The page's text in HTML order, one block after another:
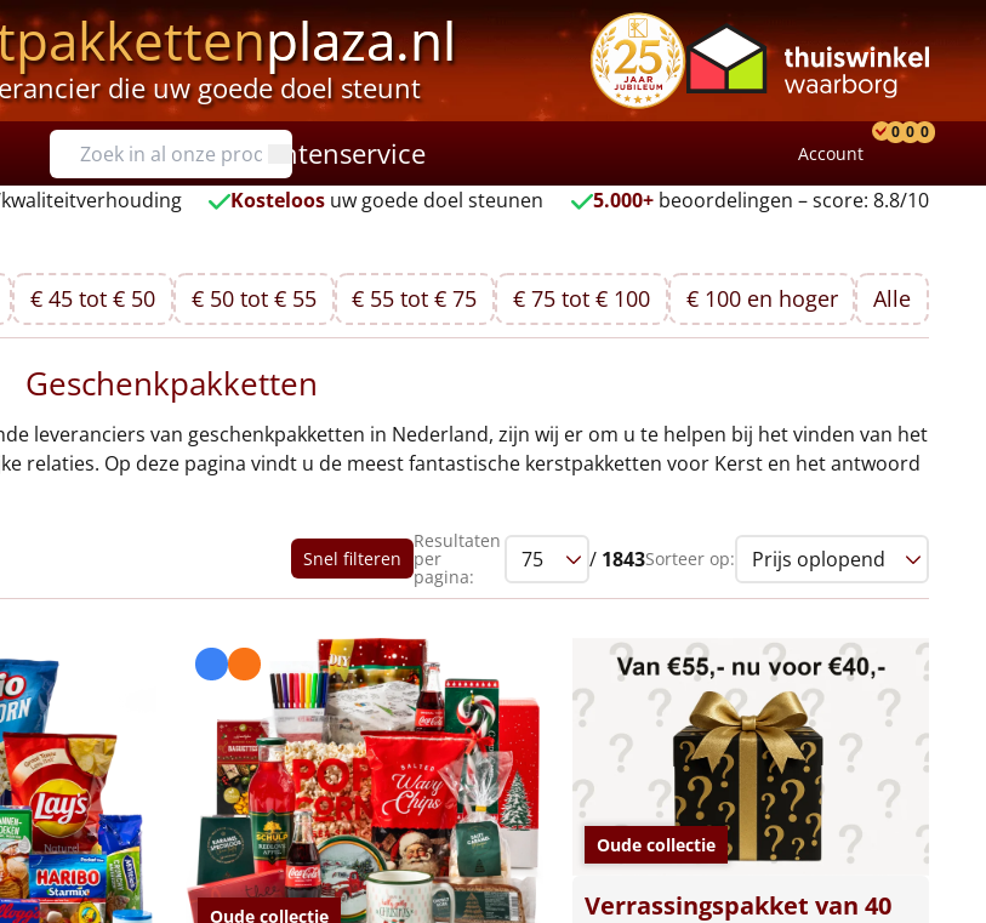
plaza.nl
die uw goede doel steunt
Klantenservice Account
0 0 0
Kosteloos uw goede doel steunen 5.000+ beoordelingen – score: 8.8/10
€ 45 tot € 50 € 50 tot € 55 € 55 tot € 75 € 75 tot € 100 € 100 en hoger Alle
Geschenkpakketten
leveranciers van geschenkpakketten in Nederland, zijn wij er om u te helpen bij het vinden van het
relaties. Op deze pagina vindt u de meest fantastische kerstpakketten voor Kerst en het antwoord
Snel filteren
Resultaten
per
pagina:
/ 1843Sorteer op:
Oude collectie
Oude collectie
Verrassingspakket van 40